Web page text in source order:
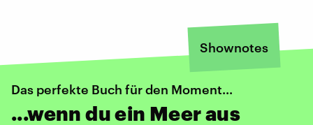
Shownotes
Das perfekte Buch für den Moment...
...wenn du ein Meer aus